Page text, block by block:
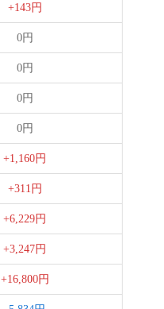
+143円
0円
0円
0円
0円
+1,160円
+311円
+6,229円
+3,247円
+16,800円